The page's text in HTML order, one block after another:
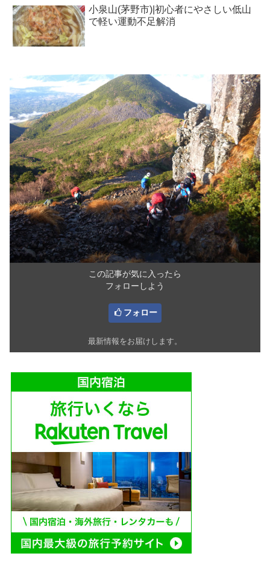
小泉山(茅野市)|初心者にやさしい低山
で軽い運動不足解消
この記事が気に入ったら
フォローしよう
フォロー
最新情報をお届けします。